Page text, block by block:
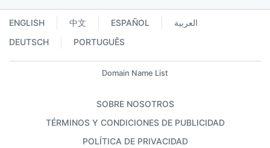
ENGLISH 中文 ESPAÑOL
العربية
DEUTSCH
PORTUGUÊS
Domain Name List
SOBRE NOSOTROS
TÉRMINOS Y CONDICIONES DE PUBLICIDAD
POLÍTICA DE PRIVACIDAD